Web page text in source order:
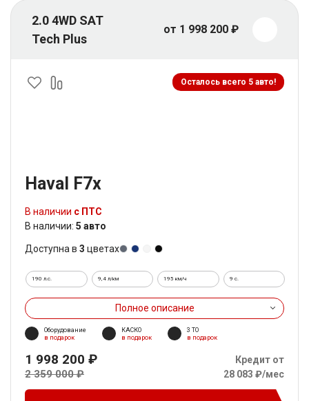
2.0 4WD SAT
Tech Plus
от 1 998 200 ₽
Осталось всего 5 авто!
Haval F7x
В наличии с ПТС
В наличии: 5 авто
Доступна в 3 цветах
190 л.с. 9,4 л/км 195 км/ч 9 c.
Полное описание
Оборудование
в подарок
КАСКО
в подарок
3 ТО
в подарок
1 998 200 ₽
2 359 000 ₽
Кредит от
28 083 ₽/мес